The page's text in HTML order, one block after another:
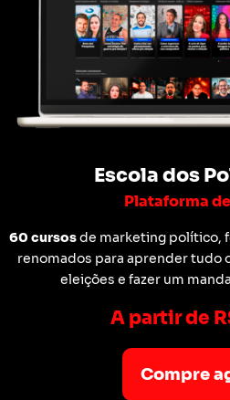
Escola dos
Plataforma
60 cursosde marketing político,
renomados para aprender tudo
eleições e fazer um
A partir de
Compre